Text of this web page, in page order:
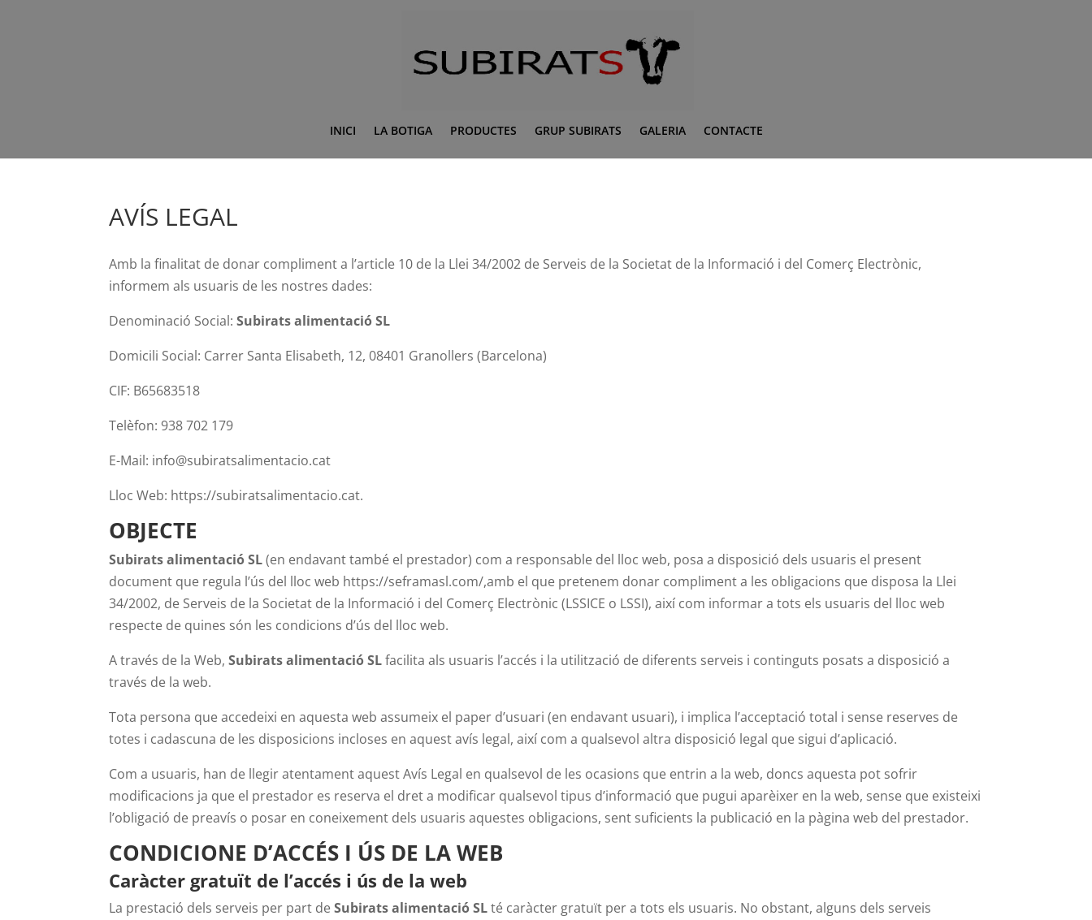
INICI LA BOTIGA PRODUCTES GRUP SUBIRATS GALERIA CONTACTE
AVÍS LEGAL
Amb la finalitat de donar compliment a l’article 10 de la Llei 34/2002 de Serveis de la Societat de la Informació i del Comerç Electrònic,
informem als usuaris de les nostres dades:
Denominació Social:Subirats alimentació SL
Domicili Social: Carrer Santa Elisabeth, 12, 08401 Granollers (Barcelona)
CIF: B65683518
Telèfon: 938 702 179
E-Mail: info@subiratsalimentacio.cat
Lloc Web: https://subiratsalimentacio.cat.
OBJECTE
Subirats alimentació SL(en endavant també el prestador) com a responsable del lloc web, posa a disposició dels usuaris el present
document que regula l’ús del lloc web https://seframasl.com/,amb el que pretenem donar compliment a les obligacions que disposa la Llei
34/2002, de Serveis de la Societat de la Informació i del Comerç Electrònic (LSSICE o LSSI), així com informar a tots els usuaris del lloc web
respecte de quines són les condicions d’ús del lloc web.
A través de la Web,Subirats alimentació SLfacilita als usuaris l’accés i la utilització de diferents serveis i continguts posats a disposició a
través de la web.
Tota persona que accedeixi en aquesta web assumeix el paper d’usuari (en endavant usuari), i implica l’acceptació total i sense reserves de
totes i cadascuna de les disposicions incloses en aquest avís legal, així com a qualsevol altra disposició legal que sigui d’aplicació.
Com a usuaris, han de llegir atentament aquest Avís Legal en qualsevol de les ocasions que entrin a la web, doncs aquesta pot sofrir
modificacions ja que el prestador es reserva el dret a modificar qualsevol tipus d’informació que pugui aparèixer en la web, sense que existeixi
l’obligació de preavís o posar en coneixement dels usuaris aquestes obligacions, sent suficients la publicació en la pàgina web del prestador.
CONDICIONE D’ACCÉS I ÚS DE LA WEB
Caràcter gratuït de l’accés i ús de la web
La prestació dels serveis per part deSubirats alimentació SLté caràcter gratuït per a tots els usuaris. No obstant, alguns dels serveis